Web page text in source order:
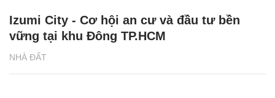
NHÀ ĐẤT
Izumi City - Cơ hội an cư và đầu tư bền
vững tại khu Đông TP.HCM